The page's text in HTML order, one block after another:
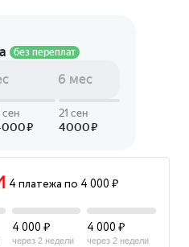
4 платежа по 4 000 ₽
4 000 ₽
через 2 недели
4 000 ₽
через 2 недели